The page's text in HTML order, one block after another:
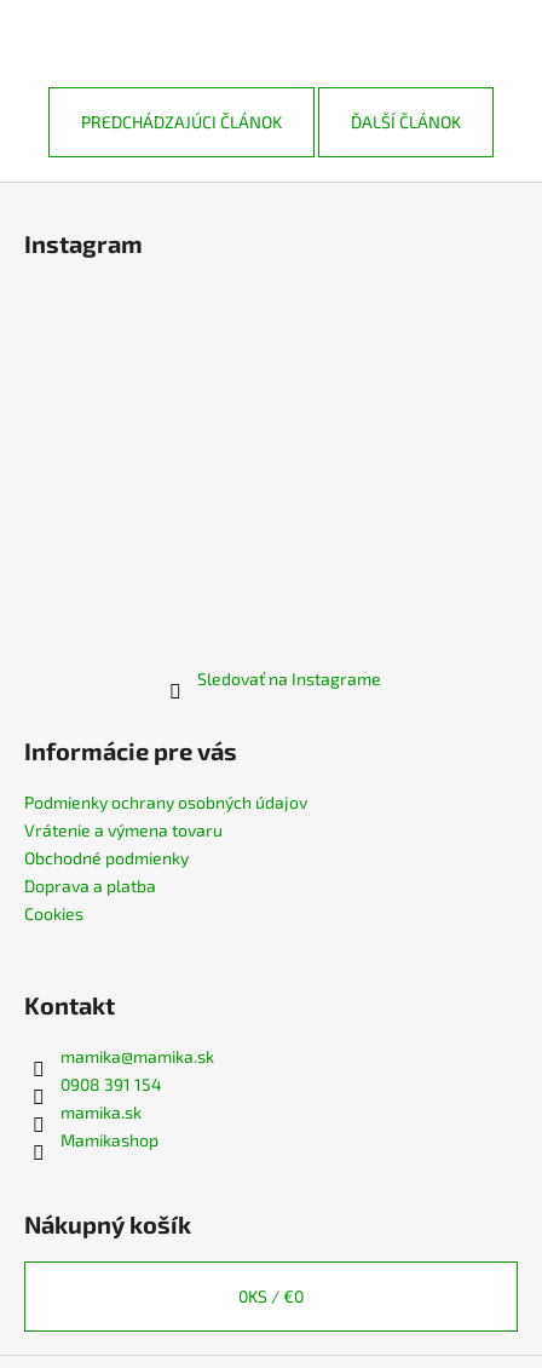
PREDCHÁDZAJÚCI ČLÁNOK ĎALŠÍ ČLÁNOK
Instagram
Sledovať na Instagrame
Informácie pre vás
Podmienky ochrany osobných údajov
Vrátenie a výmena tovaru
Obchodné podmienky
Doprava a platba
Cookies
Kontakt
mamika@mamika.sk
0908 391 154
mamika.sk
Mamikashop
Nákupný košík
0KS /€0